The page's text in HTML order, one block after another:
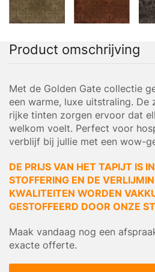
Product omschrijving
Met de Golden Gate collectie
een warme, luxe uitstraling. De
rijke tinten zorgen ervoor dat
welkom voelt. Perfect voor
verblijf bij jullie met een wow-
DE PRIJS VAN HET TAPIJT IS
STOFFERING EN DE
KWALITEITEN WORDEN
GESTOFFEERD DOOR ONZE
Maak vandaag nog een
exacte offerte.